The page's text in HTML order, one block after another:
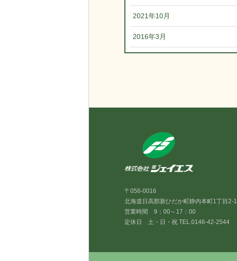
2021年10月
2016年3月
〒056-0016
北海道日高郡新ひだか町静内本町1丁目2-1
営業時間 9：00～17：00
定休日 土・日・祝 TEL.0146-42-2544